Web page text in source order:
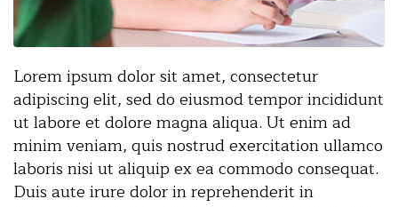
Lorem ipsum dolor sit amet, consectetur
adipiscing elit, sed do eiusmod tempor incididunt
ut labore et dolore magna aliqua. Ut enim ad
minim veniam, quis nostrud exercitation ullamco
laboris nisi ut aliquip ex ea commodo consequat.
Duis aute irure dolor in reprehenderit in